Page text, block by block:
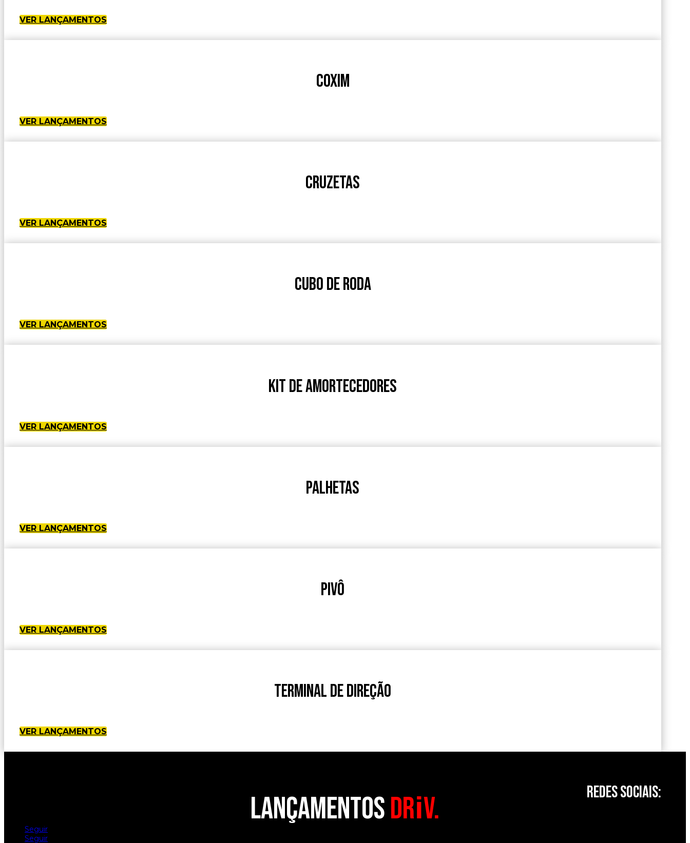
LançamentosDRiV.
VER LANÇAMENTOS
COXIM
VER LANÇAMENTOS
CRUZETAS
VER LANÇAMENTOS
CUBO DE RODA
VER LANÇAMENTOS
KIT DE AMORTECEDORES
VER LANÇAMENTOS
PALHETAS
VER LANÇAMENTOS
PIVÔ
VER LANÇAMENTOS
TERMINAL DE DIREÇÃO
VER LANÇAMENTOS
Redes Sociais:
Seguir
Seguir